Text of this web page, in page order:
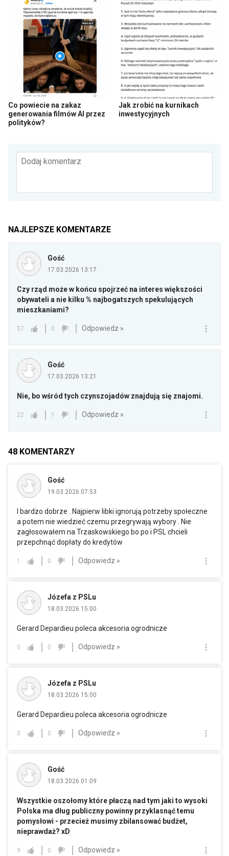
Co powiecie na zakaz
generowania filmów AI przez
polityków?
Jak zrobić na kurnikach
inwestycyjnych
Dodaj komentarz
NAJLEPSZE KOMENTARZE
Gość
17.03.2026 13:17
Czy rząd może w końcu spojrzeć na interes większości
obywateli a nie kilku % najbogatszych spekulujących
mieszkaniami?
57 0 Odpowiedz »
Gość
17.03.2026 13:21
Nie, bo wśród tych czynszojadów znajdują się znajomi.
22 1 Odpowiedz »
48 KOMENTARZY
Gość
19.03.2026 07:53
I bardzo dobrze . Najpierw libki ignorują potrzeby społeczne
a potem nie wiedzieć czemu przegrywają wybory . Nie
zagłosowałem na Trzaskowskiego bo po i PSL chcieli
przepchnąć dopłaty do kredytów
1 0 Odpowiedz »
Józefa z PSLu
18.03.2026 15:00
Gerard Depardieu poleca akcesoria ogrodnicze
0 0 Odpowiedz »
Józefa z PSLu
18.03.2026 15:00
Gerard Depardieu poleca akcesoria ogrodnicze
0 0 Odpowiedz »
Gość
18.03.2026 01:09
Wszystkie oszołomy które płaczą nad tym jaki to wysoki
Polska ma dług publiczny powinny przyklasnąć temu
pomysłowi - przecież musimy zbilansować budżet,
nieprawdaż? xD
9 0 Odpowiedz »